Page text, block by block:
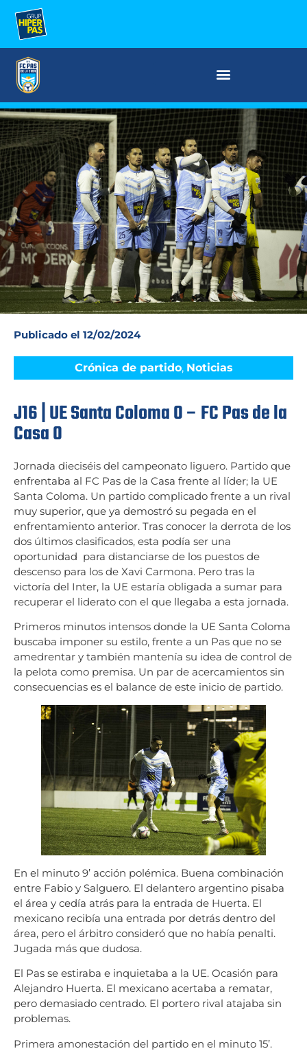
Publicado el 12/02/2024
Crónica de partido, Noticias
J16 | UE Santa Coloma 0 – FC Pas de la
Casa 0
Jornada dieciséis del campeonato liguero. Partido que
enfrentaba al FC Pas de la Casa frente al líder; la UE
Santa Coloma. Un partido complicado frente a un rival
muy superior, que ya demostró su pegada en el
enfrentamiento anterior. Tras conocer la derrota de los
dos últimos clasificados, esta podía ser una
oportunidad para distanciarse de los puestos de
descenso para los de Xavi Carmona. Pero tras la
victoría del Inter, la UE estaría obligada a sumar para
recuperar el liderato con el que llegaba a esta jornada.
Primeros minutos intensos donde la UE Santa Coloma
buscaba imponer su estilo, frente a un Pas que no se
amedrentar y también mantenía su idea de control de
la pelota como premisa. Un par de acercamientos sin
consecuencias es el balance de este inicio de partido.
En el minuto 9’ acción polémica. Buena combinación
entre Fabio y Salguero. El delantero argentino pisaba
el área y cedía atrás para la entrada de Huerta. El
mexicano recibía una entrada por detrás dentro del
área, pero el árbitro consideró que no había penalti.
Jugada más que dudosa.
El Pas se estiraba e inquietaba a la UE. Ocasión para
Alejandro Huerta. El mexicano acertaba a rematar,
pero demasiado centrado. El portero rival atajaba sin
problemas.
Primera amonestación del partido en el minuto 15’.